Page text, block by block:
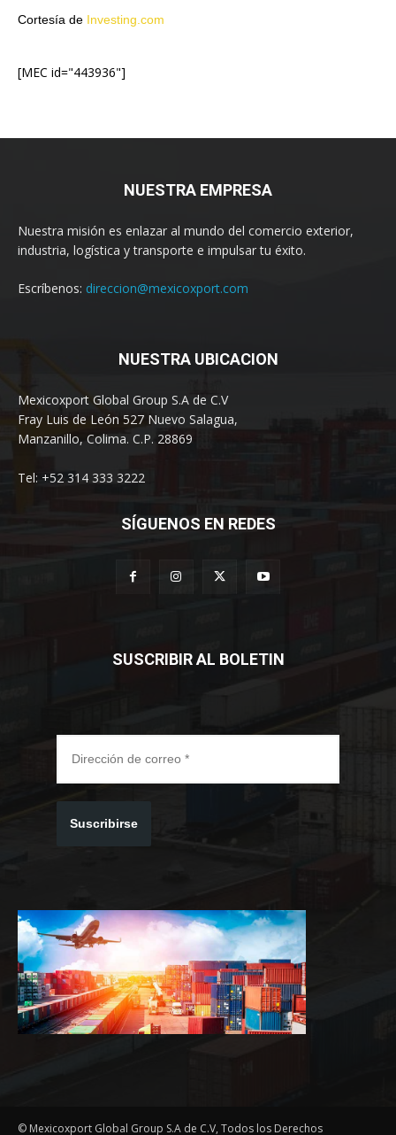
Cortesía de Investing.com
[MEC id="443936"]
NUESTRA EMPRESA
Nuestra misión es enlazar al mundo del comercio exterior,
industria, logística y transporte e impulsar tu éxito.
Escríbenos: direccion@mexicoxport.com
NUESTRA UBICACION
Mexicoxport Global Group S.A de C.V
Fray Luis de León 527 Nuevo Salagua,
Manzanillo, Colima. C.P. 28869
Tel: +52 314 333 3222
SÍGUENOS EN REDES
SUSCRIBIR AL BOLETIN
Suscribirse
© Mexicoxport Global Group S.A de C.V, Todos los Derechos